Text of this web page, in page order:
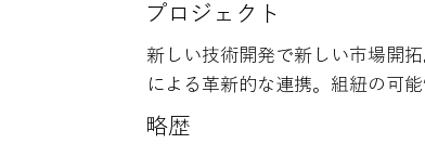
​プロジェクト
新しい技術開発で新しい市場開
による革新的な連携。組紐の可
略歴